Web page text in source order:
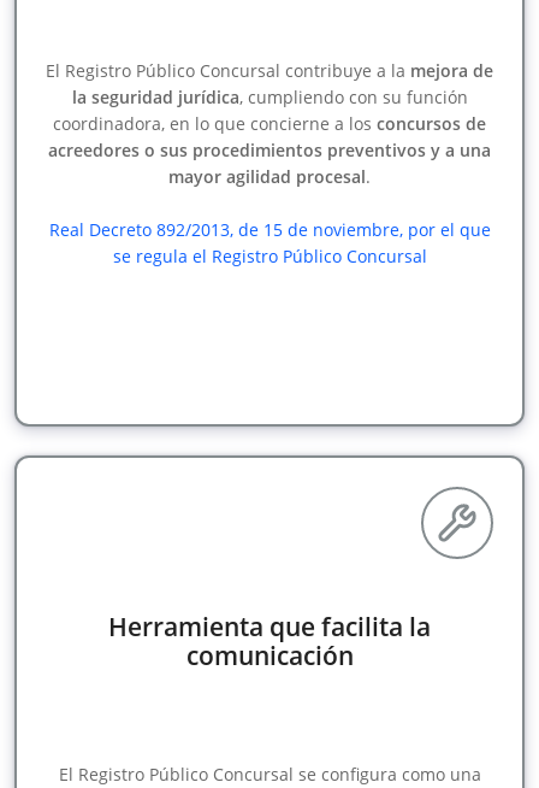
El Registro Público Concursal contribuye a la mejora de
la seguridad jurídica, cumpliendo con su función
coordinadora, en lo que concierne a los concursos de
acreedores o sus procedimientos preventivos y a una
mayor agilidad procesal.
Real Decreto 892/2013, de 15 de noviembre, por el que
se regula el Registro Público Concursal
Herramienta que facilita la
comunicación
El Registro Público Concursal se configura como una